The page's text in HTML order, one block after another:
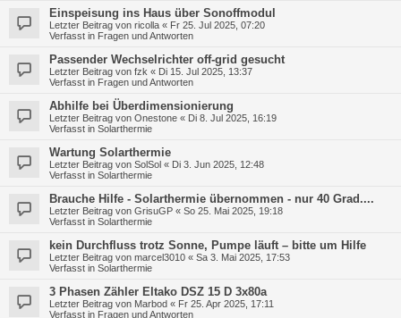
Einspeisung ins Haus über Sonoffmodul
Letzter Beitrag von ricolla « Fr 25. Jul 2025, 07:20
Verfasst in Fragen und Antworten
Passender Wechselrichter off-grid gesucht
Letzter Beitrag von fzk « Di 15. Jul 2025, 13:37
Verfasst in Fragen und Antworten
Abhilfe bei Überdimensionierung
Letzter Beitrag von Onestone « Di 8. Jul 2025, 16:19
Verfasst in Solarthermie
Wartung Solarthermie
Letzter Beitrag von SolSol « Di 3. Jun 2025, 12:48
Verfasst in Solarthermie
Brauche Hilfe - Solarthermie übernommen - nur 40 Grad....
Letzter Beitrag von GrisuGP « So 25. Mai 2025, 19:18
Verfasst in Solarthermie
kein Durchfluss trotz Sonne, Pumpe läuft – bitte um Hilfe
Letzter Beitrag von marcel3010 « Sa 3. Mai 2025, 17:53
Verfasst in Solarthermie
3 Phasen Zähler Eltako DSZ 15 D 3x80a
Letzter Beitrag von Marbod « Fr 25. Apr 2025, 17:11
Verfasst in Fragen und Antworten